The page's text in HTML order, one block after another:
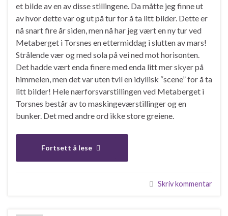
et bilde av en av disse stillingene. Da måtte jeg finne ut
av hvor dette var og ut på tur for å ta litt bilder. Dette er
nå snart fire år siden, men nå har jeg vært en ny tur ved
Metaberget i Torsnes en ettermiddag i slutten av mars!
Strålende vær og med sola på vei ned mot horisonten.
Det hadde vært enda finere med enda litt mer skyer på
himmelen, men det var uten tvil en idyllisk “scene” for å ta
litt bilder! Hele nærforsvarstillingen ved Metaberget i
Torsnes består av to maskingeværstillinger og en
bunker. Det med andre ord ikke store greiene.
Fortsett å lese
Skriv kommentar